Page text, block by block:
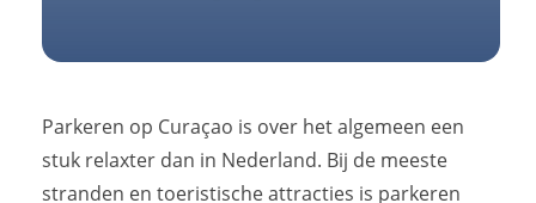
Parkeren op Curaçao is over het algemeen een
stuk relaxter dan in Nederland. Bij de meeste
stranden en toeristische attracties is parkeren